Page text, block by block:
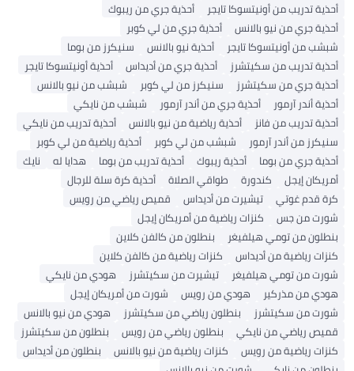
أحذية تدريب من أونيتسوكا تايجر
أحذية جري من ريبوك
أحذية جري من نيو بالانس
أحذية جري من لي كوبر
شبشب من أونيتسوكا تايجر
أحذية نيو بالانس
سنيكرز من بوما
أحذية تدريب من سكيتشرز
أحذية جري من أديداس
أحذية أونيتسوكا تايجر
أحذية جري من سكيتشرز
سنيكرز من لي كوبر
شبشب من نيو بالانس
أحذية أندر آرمور
أحذية جري من أندر آرمور
شبشب من نايكي
أحذية تدريب من فانز
أحذية رياضية من نيو بالانس
أحذية تدريب من نايكي
سنيكرز من أندر آرمور
شبشب من لي كوبر
أحذية رياضية من لي كوبر
أحذية جري من بوما
أحذية ريبوك أحذية تدريب من بوما هدايا له
نايك
أمريكان إيجل
كندورة طواقي الصلاة
أحذية كرة سلة للرجال
كرة قدم غوتي
تيشيرت من أديداس
قميص رياضي من رويس
شورت من جس
كنزات رياضية من أمريكان إيجل
بنطلون من تومي هيلفيغر
بنطلون من كالفن كلاين
كنزات رياضية من أديداس
كنزات رياضية من كالفن كلاين
شورت من تومي هيلفيغر
تيشيرت من سكيتشرز
هودي من نايكي
هودي من مذركير
هودي من رويس
شورت من أمريكان إيجل
شورت من سكيتشرز
بنطلون رياضي من سكيتشرز
هودي من نيو بالانس
قميص رياضي من نايكي
بنطلون رياضي من رويس
بنطلون من سكيتشرز
كنزات رياضية من رويس
كنزات رياضية من نيو بالانس
بنطلون من أديداس